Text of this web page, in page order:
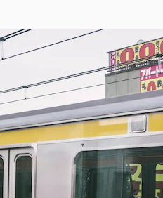
ИИ
видео
Начать
Academy
Документация
Пакету ИИ
Служба
поддержки